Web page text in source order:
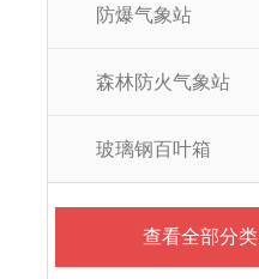
防爆气象站
森林防火气象站
玻璃钢百叶箱
查看全部分类